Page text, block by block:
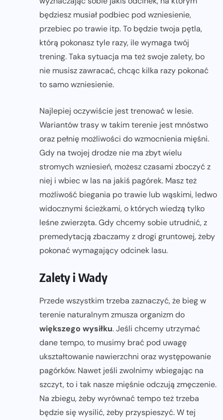
będziesz musiał podbiec pod wzniesienie,
przebiec po trawie itp. To będzie twoja pętla,
którą pokonasz tyle razy, ile wymaga twój
trening. Taka sytuacja ma też swoje zalety, bo
nie musisz zawracać, chcąc kilka razy pokonać
to samo wzniesienie.
Najlepiej oczywiście jest trenować w lesie.
Wariantów trasy w takim terenie jest mnóstwo
oraz pełnię możliwości do wzmocnienia mięśni.
Gdy na twojej drodze nie ma zbyt wielu
stromych wzniesień, możesz czasami zboczyć z
niej i wbiec w las na jakiś pagórek. Masz też
możliwość biegania po trawie lub wąskimi, ledwo
widocznymi ścieżkami, o których wiedzą tylko
leśne zwierzęta. Gdy chcemy sobie utrudnić, z
premedytacją zbaczamy z drogi gruntowej, żeby
pokonać wymagający odcinek lasu.
Zalety i Wady
Przede wszystkim trzeba zaznaczyć, że bieg w
terenie naturalnym zmusza organizm do
większego wysiłku. Jeśli chcemy utrzymać
dane tempo, to musimy brać pod uwagę
ukształtowanie nawierzchni oraz występowanie
pagórków. Nawet jeśli zwolnimy wbiegając na
szczyt, to i tak nasze mięśnie odczują zmęczenie.
Na zbiegu, żeby wyrównać tempo też trzeba
będzie się wysilić, żeby przyspieszyć. W tej